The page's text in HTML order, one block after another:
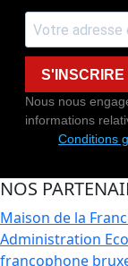
S'INSCRIRE
Nous nous
informations
Conditions
NOS
Maison de la
Administration
francophone